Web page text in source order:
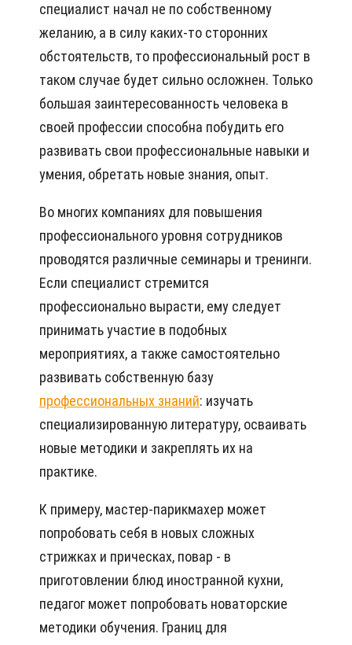
специалист начал не по собственному
желанию, а в силу каких-то сторонних
обстоятельств, то профессиональный рост в
таком случае будет сильно осложнен. Только
большая заинтересованность человека в
своей профессии способна побудить его
развивать свои профессиональные навыки и
умения, обретать новые знания, опыт.
Во многих компаниях для повышения
профессионального уровня сотрудников
проводятся различные семинары и тренинги.
Если специалист стремится
профессионально вырасти, ему следует
принимать участие в подобных
мероприятиях, а также самостоятельно
развивать собственную базу
профессиональных знаний: изучать
специализированную литературу, осваивать
новые методики и закреплять их на
практике.
К примеру, мастер-парикмахер может
попробовать себя в новых сложных
стрижках и прическах, повар - в
приготовлении блюд иностранной кухни,
педагог может попробовать новаторские
методики обучения. Границ для